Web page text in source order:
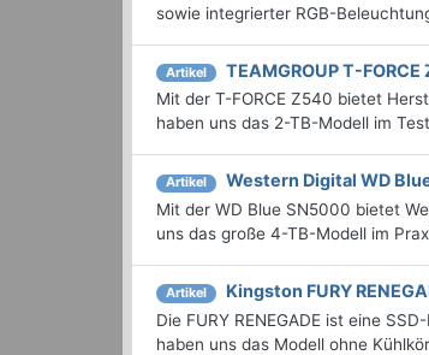
sowie integrierter RGB-
Artikel TEAMGROUP T-
Mit der T-FORCE Z540 bietet
haben uns das 2-TB-Modell im
Artikel Western Digital WD
Mit der WD Blue SN5000 bietet
uns das große 4-TB-Modell im
Artikel Kingston FURY
Die FURY RENEGADE ist eine
haben uns das Modell ohne